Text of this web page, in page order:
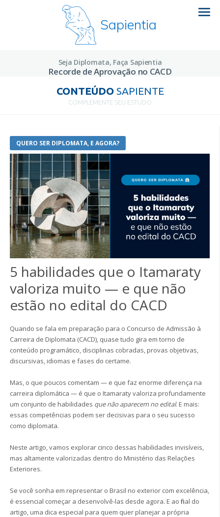
Sapientia
Seja Diplomata, Faça Sapientia
Recorde de Aprovação no CACD
CONTEÚDOSAPIENTE
COMPLEMENTE SEU ESTUDO
QUERO SER DIPLOMATA, E AGORA?
5 habilidades que o Itamaraty
valoriza muito — e que não
estão no edital do CACD
Quando se fala em preparação para o Concurso de Admissão à
Carreira de Diplomata (CACD), quase tudo gira em torno de
conteúdo programático, disciplinas cobradas, provas objetivas,
discursivas, idiomas e fases do certame.
Mas, o que poucos comentam — e que faz enorme diferença na
carreira diplomática — é que o Itamaraty valoriza profundamente
um conjunto de habilidades que não aparecem no edital. E mais:
essas competências podem ser decisivas para o seu sucesso
como diplomata.
Neste artigo, vamos explorar cinco dessas habilidades invisíveis,
mas altamente valorizadas dentro do Ministério das Relações
Exteriores.
Se você sonha em representar o Brasil no exterior com excelência,
é essencial começar a desenvolvê-las desde agora. E ao final do
artigo, uma dica especial para quem quer planejar a própria